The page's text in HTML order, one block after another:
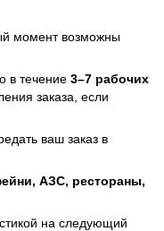
момент возможны
в течение 3–7 рабочих
заказа, если
ваш заказ в
АЗС, рестораны,
на следующий